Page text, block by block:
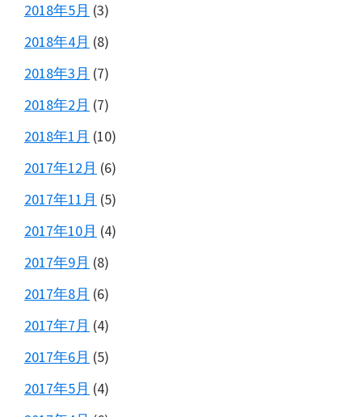
2018年5月 (3)
2018年4月 (8)
2018年3月 (7)
2018年2月 (7)
2018年1月 (10)
2017年12月 (6)
2017年11月 (5)
2017年10月 (4)
2017年9月 (8)
2017年8月 (6)
2017年7月 (4)
2017年6月 (5)
2017年5月 (4)